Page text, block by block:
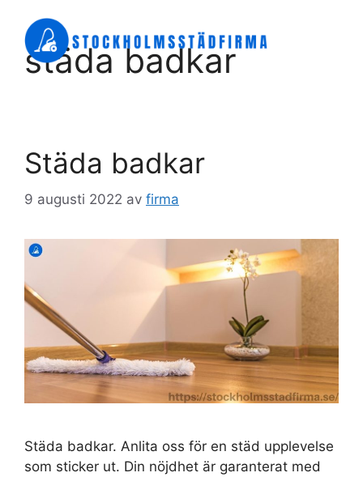
innehållstäda badkar
Städa badkar
9 augusti 2022 av firma
Städa badkar. Anlita oss för en städ upplevelse
som sticker ut. Din nöjdhet är garanterat med